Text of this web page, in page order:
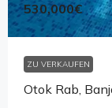
530,000€
ZU VERKAUFEN
Otok Rab,